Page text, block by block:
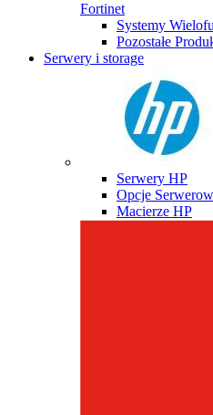
Fortinet
Systemy
Pozostałe
Serwery i storage
Serwery HP
Opcje
Macierze HP